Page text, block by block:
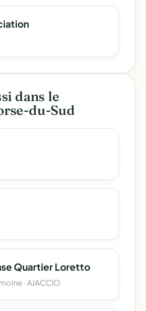
dans le
du-Sud
Quartier Loretto
· AJACCIO